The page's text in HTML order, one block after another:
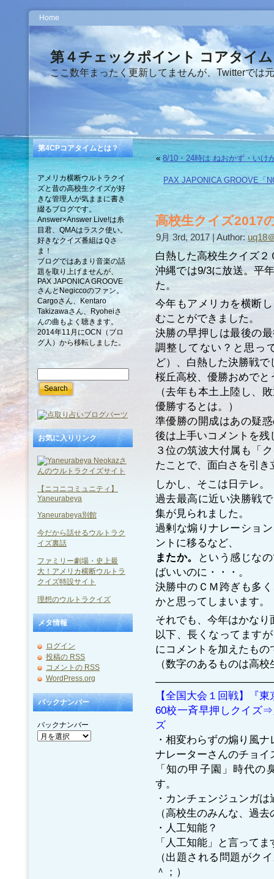
Home
第４チェックポイント コアタイム
ここ数年まったく更新してませんが、Twitterでは
第4CPコアタイムとは？
アメリカ横断ウルトラクイ
ズと昔の高校生クイズが好
きな管理人が気ままに書き
綴るブログです。
Answer×Answer Live!は糸
目君、QMAはラスク使い。
好きなクイズ番組はＱさ
ま！
ブログではあまり音楽の話
題を取り上げませんが、
PAX JAPONICA GROOVE
さんとNegiccoのファン。
Cargoさん、Kentaro
Takizawaさん、Ryoheiさ
んの曲もよく聴きます。
2014年11月にOCN（ブロ
グ人）から移転しました。
お気に入りリンク
【ニコニコミュニティ】
Yaneurabeya
Yaneurabeya別館
今だから話せるウルトラク
イズ裏話
ファミリー劇場・史上最
大！アメリカ横断ウルトラ
クイズ特設サイト
理想のウルトラクイズ
メタ情報
ログイン
投稿の RSS
コメントの RSS
WordPress.org
バックナンバー
バックナンバー
« 8/10・24時は ねおかず・いけ
PAX JAPONICA GROOVE「
高校生クイズ2017
9月 3rd, 2017 | Author: uq18
白熱した高校生クイズ
沖縄では9/3に放送。平
た。
今年もアメリカを横断
むことができました。
決勝の早押しは最後の
調整してない？と思っ
ど）、白熱した決勝戦で
桜丘高校、優勝おめでと
（去年も本土上陸し、
優勝するとは。）
準優勝の開成はあの疑
後は上手いコメントを残
３位の筑波大付属も「
たことで、面白さを引
しかし、そこは日テレ。
過去最高に近い決勝戦
集が見られました。
過剰な煽りナレーショ
ントに移るなど、
またか。
という感じな
ばいいのに・・・。
決勝中のＣＭ跨ぎも多
かと思ってしまいます。
それでも、今年はかな
以下、長くなってます
にコメントを加えたもの
（数字のあるものは高
【全国大会１回戦】『
60校一斉早押しクイズ
ズ
・相変わらずの煽り風
ナレーターさんのチョイ
「知の甲子園」時代
す。
・カンチェンジュンガは
（高校生のみんな、過
・人工知能？
「人工知能」と言って
（出題される問題がク
＾；）